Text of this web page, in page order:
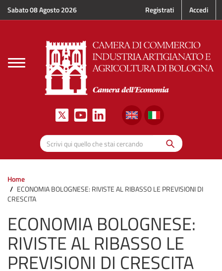
Sabato 08 Agosto 2026 Registrati Accedi
Toggle
navigation
Scrivi qui quello che stai cercando
Cerca
Home
ECONOMIA BOLOGNESE: RIVISTE AL RIBASSO LE PREVISIONI DI
CRESCITA
ECONOMIA BOLOGNESE:
RIVISTE AL RIBASSO LE
PREVISIONI DI CRESCITA